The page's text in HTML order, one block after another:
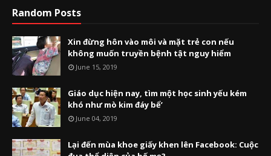
Random Posts
Xin đừng hôn vào môi và mặt trẻ con nếu
không muốn truyền bệnh tật nguy hiểm
June 15, 2019
Giáo dục hiện nay, tìm một học sinh yếu kém
khó như mò kim đáy bể’
June 04, 2019
Lại đến mùa khoe giấy khen lên Facebook: Cuộc